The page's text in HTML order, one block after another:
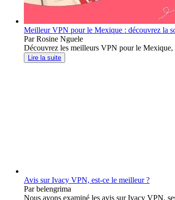
Meilleur VPN pour le Mexique : découvrez la
Par Rosine Nguele
Découvrez les meilleurs VPN pour le Mexique,
Lire la suite
Avis sur Ivacy VPN, est-ce le meilleur ?
Par belengrima
Nous avons examiné les avis sur Ivacy VPN,